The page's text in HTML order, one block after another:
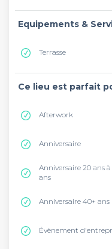
Equipements &
Terrasse
Ce lieu est parfait
Afterwork
Anniversaire
Anniversaire 20 ans à
ans
Anniversaire 40+ ans
Évènement